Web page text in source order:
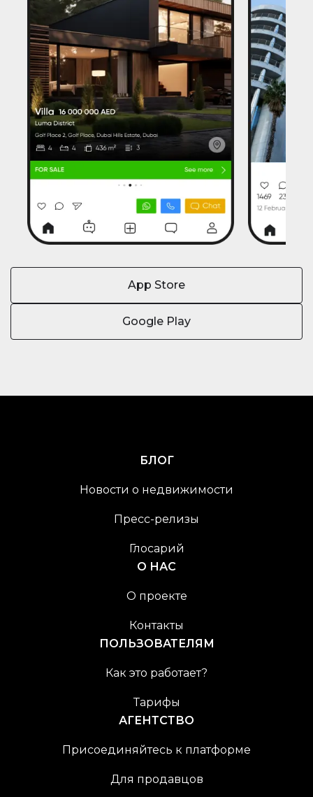
App Store
Google Play
БЛОГ
Новости о недвижимости
Пресс-релизы
Глосарий
О НАС
О проекте
Контакты
ПОЛЬЗОВАТЕЛЯМ
Как это работает?
Тарифы
АГЕНТСТВО
Присоединяйтесь к платформе
Для продавцов